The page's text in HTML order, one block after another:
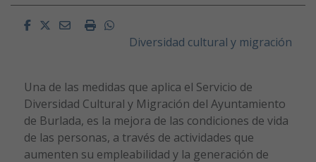
FacebookTwitterEmailImprimirWhatsapp
Diversidad cultural y migración
Una de las medidas que aplica el Servicio de
Diversidad Cultural y Migración del Ayuntamiento
de Burlada, es la mejora de las condiciones de vida
de las personas, a través de actividades que
aumenten su empleabilidad y la generación de